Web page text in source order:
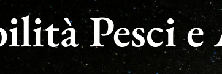
Pesci